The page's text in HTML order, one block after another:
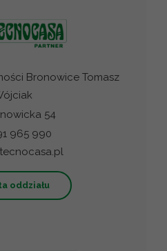
Bronowice Tomasz
54
965 990
oddziału